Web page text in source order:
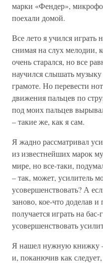
марки «Фендер»,
поехали домой.
Все лето я учился играть
снимая на слух мелодии,
очень старался, но все
научился слышать
грамоте. Но перевести
движения пальцев по
под моих пальцев
– такие же, как я сам.
Я жадно рассматривал
из известнейших марок
мире, но все-таки,
– так, может, усилитель
усовершенствовать? А
заново, кое-что доделав
получается играть на
усовершенствовать
Я нашел нужную книжку
и, поканючив как